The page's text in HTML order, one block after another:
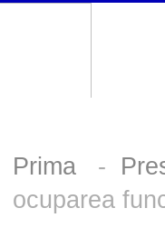
Prima -
ocuparea